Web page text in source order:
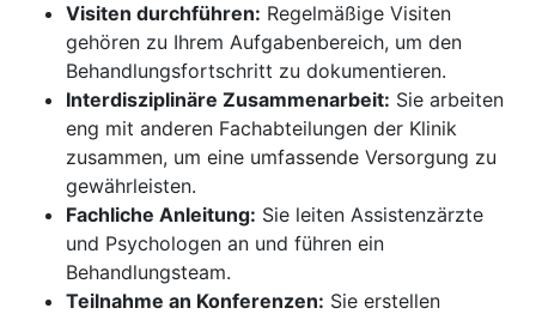
Visiten durchführen: Regelmäßige Visiten
gehören zu Ihrem Aufgabenbereich, um den
Behandlungsfortschritt zu dokumentieren.
Interdisziplinäre Zusammenarbeit: Sie arbeiten
eng mit anderen Fachabteilungen der Klinik
zusammen, um eine umfassende Versorgung zu
gewährleisten.
Fachliche Anleitung: Sie leiten Assistenzärzte
und Psychologen an und führen ein
Behandlungsteam.
Teilnahme an Konferenzen: Sie erstellen